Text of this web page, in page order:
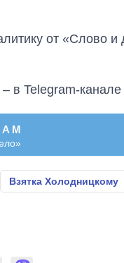
от «Слово
в Telegram-канале
Взятка Холодницкому